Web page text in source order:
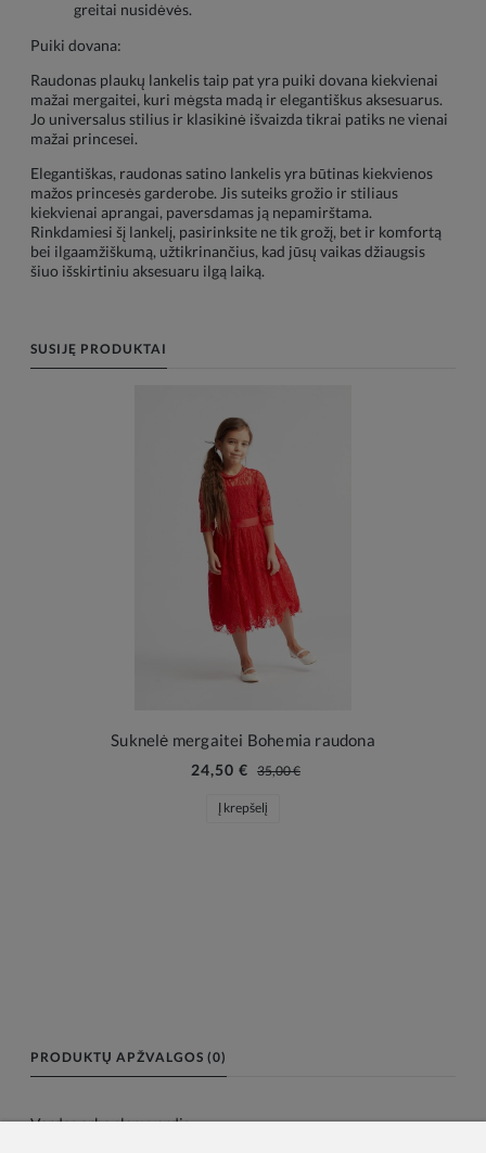
greitai nusidėvės.
Puiki dovana:
Raudonas plaukų lankelis taip pat yra puiki dovana kiekvienai
mažai mergaitei, kuri mėgsta madą ir elegantiškus aksesuarus.
Jo universalus stilius ir klasikinė išvaizda tikrai patiks ne vienai
mažai princesei.
Elegantiškas, raudonas satino lankelis yra būtinas kiekvienos
mažos princesės garderobe. Jis suteiks grožio ir stiliaus
kiekvienai aprangai, paversdamas ją nepamirštama.
Rinkdamiesi šį lankelį, pasirinksite ne tik grožį, bet ir komfortą
bei ilgaamžiškumą, užtikrinančius, kad jūsų vaikas džiaugsis
šiuo išskirtiniu aksesuaru ilgą laiką.
SUSIJĘ PRODUKTAI
Suknelė mergaitei Bohemia raudona
24,50 € 35,00 €
Į krepšelį
PRODUKTŲ APŽVALGOS (0)
Vardas arba slapyvardis: